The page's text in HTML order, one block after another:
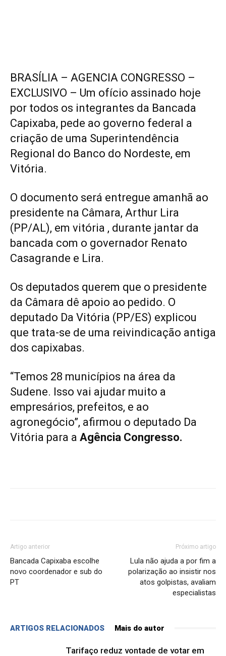
BRASÍLIA – AGENCIA CONGRESSO –
EXCLUSIVO – Um ofício assinado hoje
por todos os integrantes da Bancada
Capixaba, pede ao governo federal a
criação de uma Superintendência
Regional do Banco do Nordeste, em
Vitória.
O documento será entregue amanhã ao
presidente na Câmara, Arthur Lira
(PP/AL), em vitória , durante jantar da
bancada com o governador Renato
Casagrande e Lira.
Os deputados querem que o presidente
da Câmara dê apoio ao pedido. O
deputado Da Vitória (PP/ES) explicou
que trata-se de uma reivindicação antiga
dos capixabas.
“Temos 28 municípios na área da
Sudene. Isso vai ajudar muito a
empresários, prefeitos, e ao
agronegócio”, afirmou o deputado Da
Vitória para a Agência Congresso.
Artigo anterior
Bancada Capixaba escolhe
novo coordenador e sub do
PT
Próximo artigo
Lula não ajuda a por fim a
polarização ao insistir nos
atos golpistas, avaliam
especialistas
ARTIGOS RELACIONADOS Mais do autor
Tarifaço reduz vontade de votar em